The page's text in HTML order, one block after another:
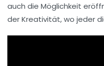
auch die Möglichkeit
derKreativität, wo jeder